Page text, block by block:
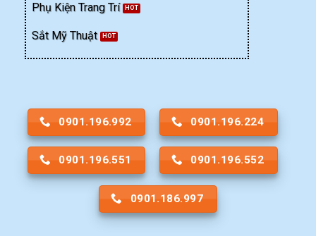
Phụ Kiện Trang Trí
Sắt Mỹ Thuật
0901.196.992 0901.196.224
0901.196.551 0901.196.552
0901.186.997